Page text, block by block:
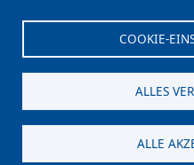
COOKIE-
ALLES
ALLE
⎋ Autonome Provinz
⎋ Schulbibliothek
⎋ Sportnews von